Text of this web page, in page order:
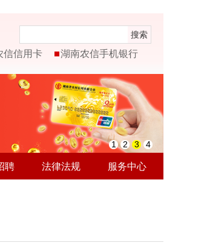
搜索
信信用卡 湖南农信手机银行
1 2 3 4
聘 法律法规 服务中心